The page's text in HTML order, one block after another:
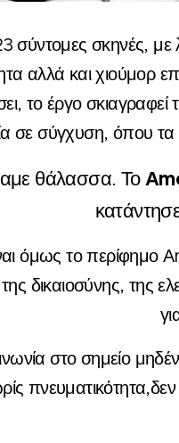
σκηνές, με
αλλά και χιούμορ
το έργο
σε σύγχυση, όπου
θάλασσα. Το
όμως το
δικαιοσύνης, της
στο σημείο
πνευματικότητα,δεν